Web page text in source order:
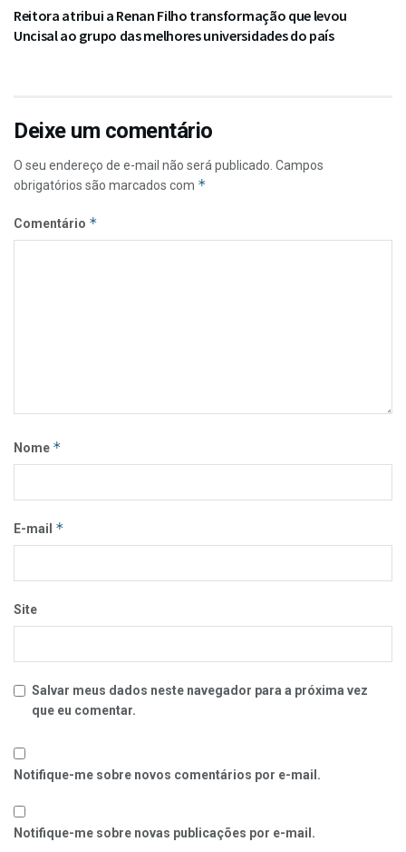
Reitora atribui a Renan Filho transformação que levou
Uncisal ao grupo das melhores universidades do país
Deixe um comentário
O seu endereço de e-mail não será publicado. Campos
obrigatórios são marcados com *
Comentário *
Nome *
E-mail *
Site
Salvar meus dados neste navegador para a próxima vez
que eu comentar.
Notifique-me sobre novos comentários por e-mail.
Notifique-me sobre novas publicações por e-mail.